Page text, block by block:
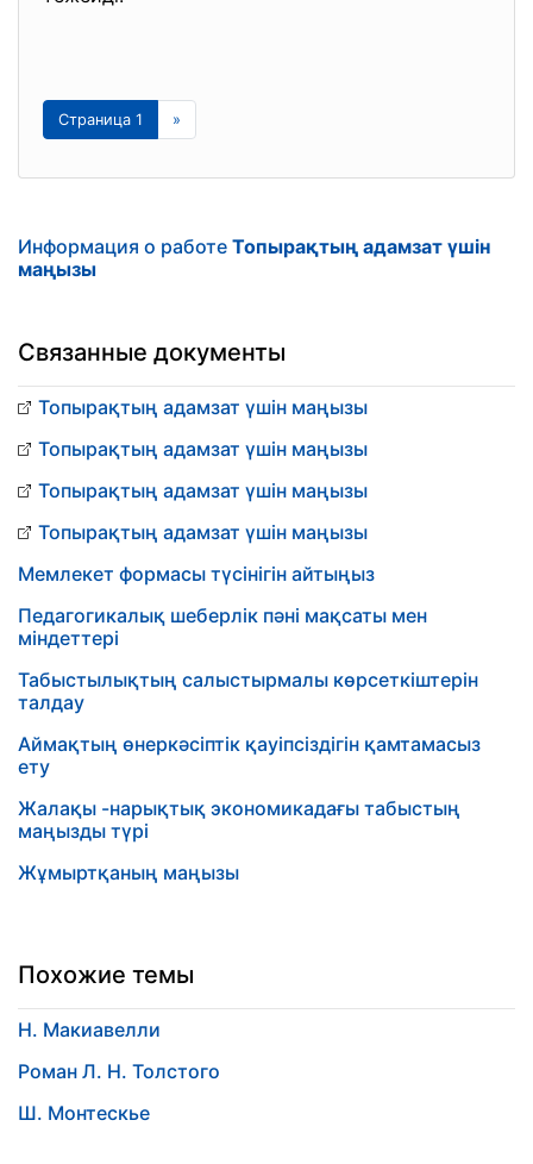
Страница 1 »
Информация о работе Топырақтың адамзат үшін
маңызы
Связанные документы
Топырақтың адамзат үшін маңызы
Топырақтың адамзат үшін маңызы
Топырақтың адамзат үшін маңызы
Топырақтың адамзат үшін маңызы
Мемлекет формасы түсінігін айтыңыз
Педагогикалық шеберлік пәні мақсаты мен
міндеттері
Табыстылықтың салыстырмалы көрсеткіштерін
талдау
Аймақтың өнеркәсіптік қауіпсіздігін қамтамасыз
ету
Жалақы -нарықтық экономикадағы табыстың
маңызды түрі
Жұмыртқаның маңызы
Похожие темы
Н. Макиавелли
Роман Л. Н. Толстого
Ш. Монтескье